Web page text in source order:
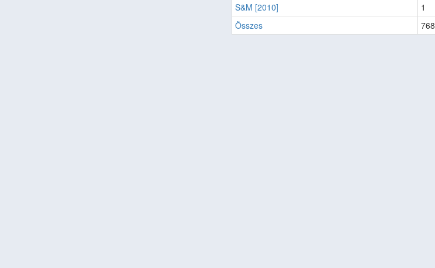
S&M [2010]
1
Összes
768